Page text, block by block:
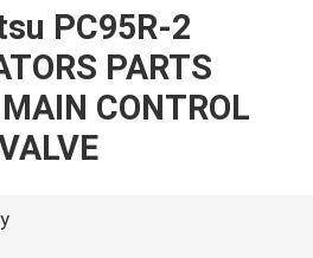
PC95R-2
PARTS
CONTROL